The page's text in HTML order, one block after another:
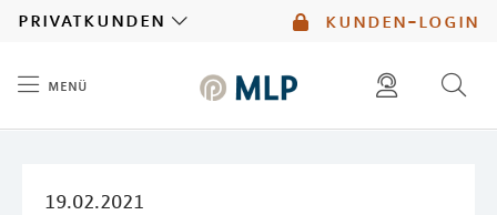
kunden-login
privatkunden
menü
19.02.2021